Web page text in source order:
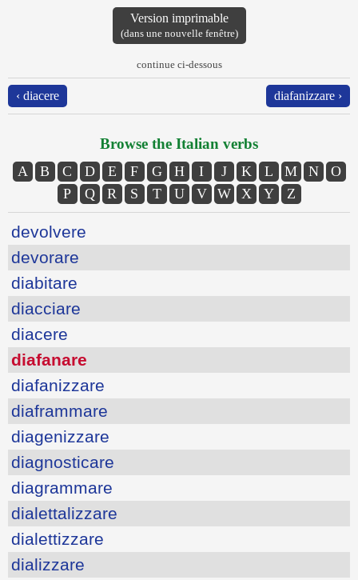
Version imprimable
(dans une nouvelle fenêtre)
continue ci-dessous
‹ diacere diafanizzare ›
Browse the Italian verbs
A B C D E F G H I J K L M N
O
P
Q R S T U V W X Y Z
devolvere
devorare
diabitare
diacciare
diacere
diafanare
diafanizzare
diaframmare
diagenizzare
diagnosticare
diagrammare
dialettalizzare
dialettizzare
dializzare